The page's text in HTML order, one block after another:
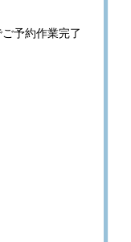
予約作業完了